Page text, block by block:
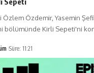
Özdemir, Yasemin
bölümünde Kirli Sepeti'ni
Süre: 11:21